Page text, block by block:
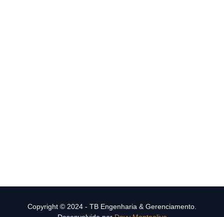
Copyright © 2024 - TB Engenharia & Gerenciamento.